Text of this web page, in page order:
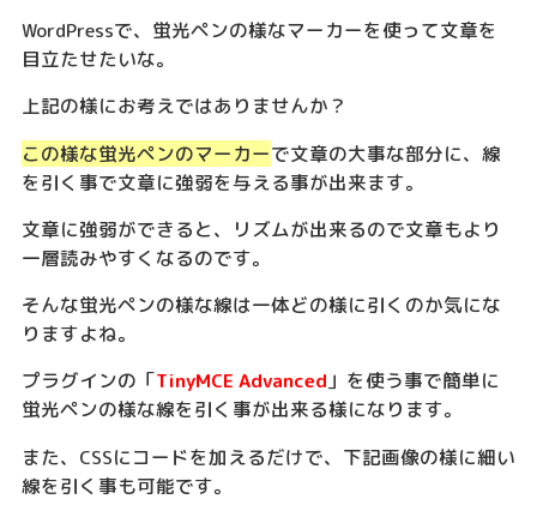
WordPressで、蛍光ペンの様なマーカーを使って文章を
目立たせたいな。
上記の様にお考えではありませんか？
この様な蛍光ペンのマーカーで文章の大事な部分に、線
を引く事で文章に強弱を与える事が出来ます。
文章に強弱ができると、リズムが出来るので文章もより
一層読みやすくなるのです。
そんな蛍光ペンの様な線は一体どの様に引くのか気にな
りますよね。
プラグインの「TinyMCE Advanced 」を使う事で簡単に
蛍光ペンの様な線を引く事が出来る様になります。
また、CSSにコードを加えるだけで、下記画像の様に細い
線を引く事も可能です。